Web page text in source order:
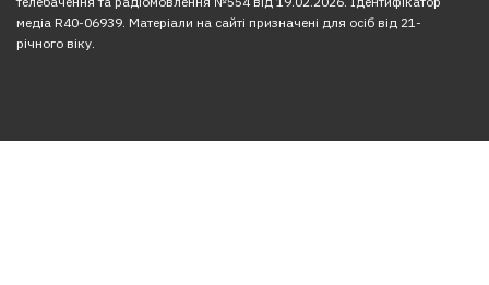
медіа R40-06939. Матеріали на сайті призначені для осіб від 21-
річного віку.